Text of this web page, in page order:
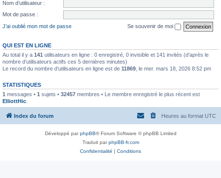
Nom d’utilisateur :
Mot de passe :
J’ai oublié mon mot de passe
Se souvenir de moi
QUI EST EN LIGNE
Au total il y a 141 utilisateurs en ligne : 0 enregistré, 0 invisible et 141 invités (d’après le
nombre d’utilisateurs actifs ces 5 dernières minutes)
Le record du nombre d’utilisateurs en ligne est de 11869 , le mer. mars 18, 2026 8:52 pm
STATISTIQUES
1 messages • 1 sujets • 32457 membres • Le membre enregistré le plus récent est
ElliottHic
Index du forum Heures au format UTC
Développé parphpBB® Forum Software © phpBB Limited
Traduit parphpBB-fr.com
Confidentialité | Conditions